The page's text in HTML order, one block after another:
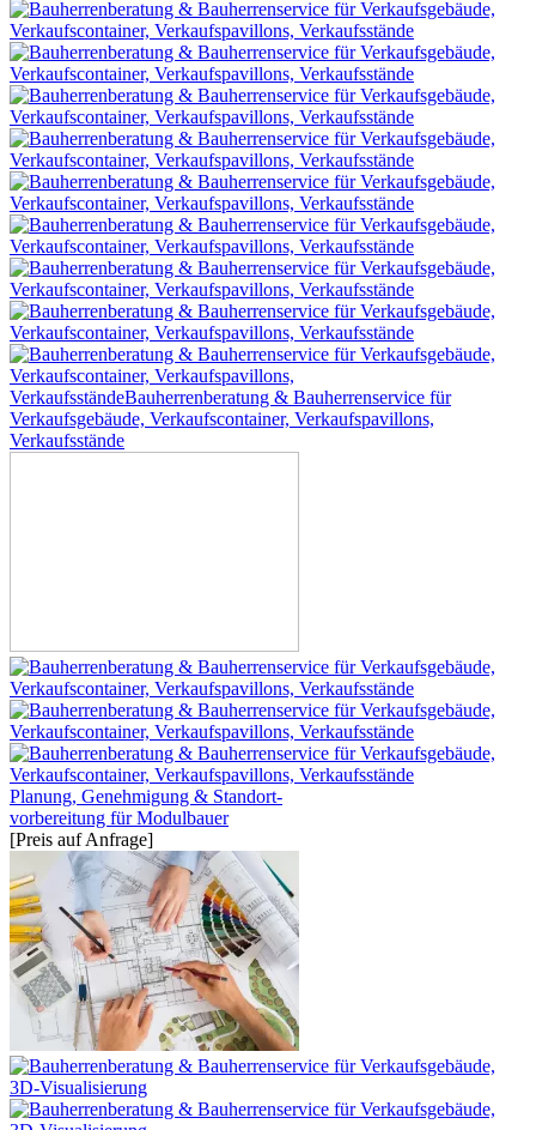
Planung, Genehmigung & Standort-
vorbereitung für Modulbauer
[Preis auf Anfrage]